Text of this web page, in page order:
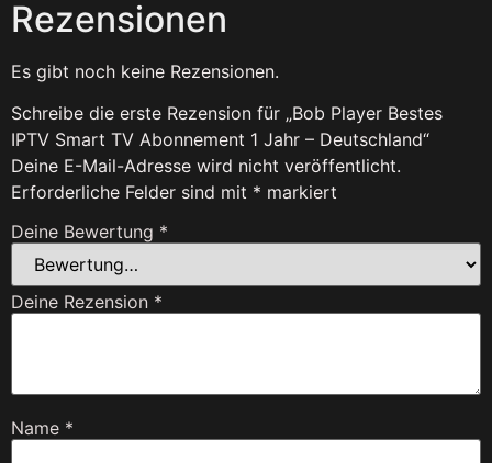
Rezensionen
Es gibt noch keine Rezensionen.
Schreibe die erste Rezension für „Bob Player Bestes
IPTV Smart TV Abonnement 1 Jahr – Deutschland“
Deine E-Mail-Adresse wird nicht veröffentlicht.
Erforderliche Felder sind mit * markiert
Deine Bewertung *
Deine Rezension *
Name *